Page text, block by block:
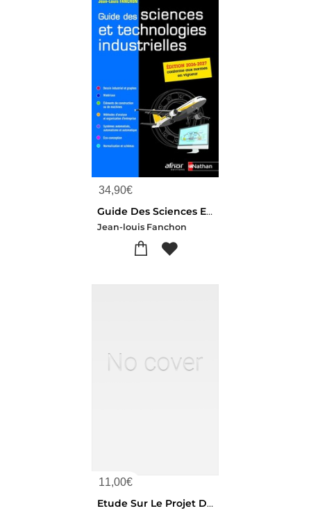
34,90€
Guide Des Sciences Et Technologies Industrielles (edition 2026/2027)
Jean-louis Fanchon
11,00€
Etude Sur Le Projet De Captation Et De Derivation Des Eaux De L'avre